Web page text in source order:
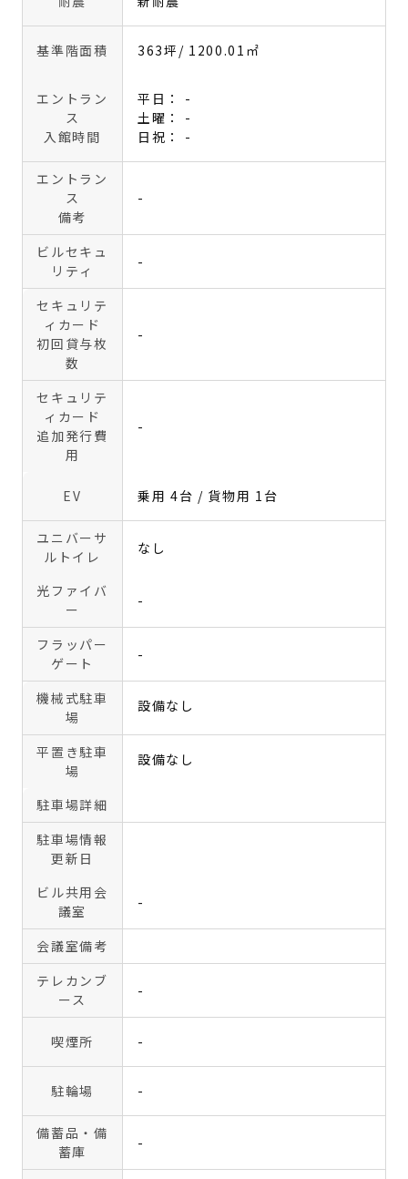
基準階面積 363坪 / 1200.01㎡
エントラン
ス
入館時間
平日： -
土曜： -
日祝： -
エントラン
ス
備考
-
ビルセキュ
リティ
-
セキュリテ
ィカード
初回貸与枚
数
-
セキュリテ
ィカード
追加発行費
用
-
EV 乗用 4台 / 貨物用 1台
ユニバーサ
ルトイレ
なし
光ファイバ
ー
-
フラッパー
ゲート
-
機械式駐車
場
設備なし
平置き駐車
場
設備なし
駐車場詳細
駐車場情報
更新日
ビル共用会
議室
-
会議室備考
テレカンブ
ース
-
喫煙所 -
駐輪場 -
備蓄品・備
蓄庫
-